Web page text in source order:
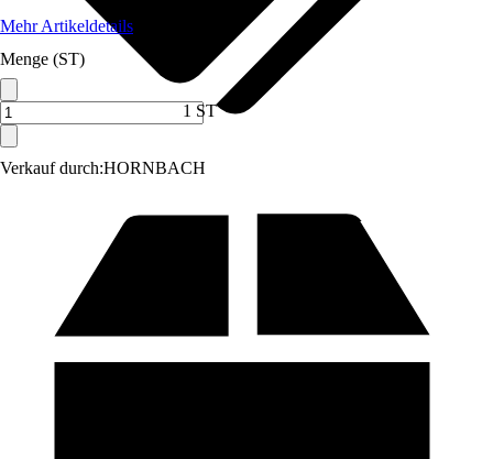
Verkauf durch:HORNBACH
Mehr Artikeldetails
Menge (ST)
1 ST